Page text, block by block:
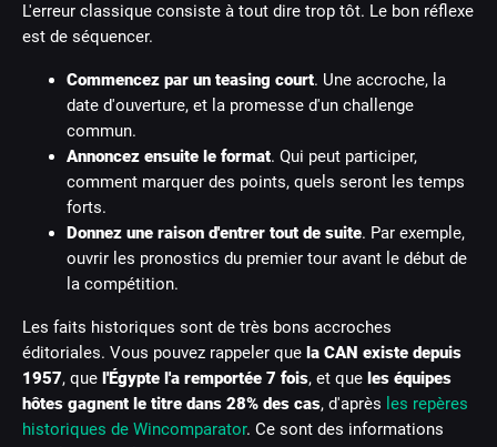
L'erreur classique consiste à tout dire trop tôt. Le bon réflexe
est de séquencer.
Commencez par un teasing court. Une accroche, la
date d'ouverture, et la promesse d'un challenge
commun.
Annoncez ensuite le format. Qui peut participer,
comment marquer des points, quels seront les temps
forts.
Donnez une raison d'entrer tout de suite. Par exemple,
ouvrir les pronostics du premier tour avant le début de
la compétition.
Les faits historiques sont de très bons accroches
éditoriales. Vous pouvez rappeler que la CAN existe depuis
1957, que l'Égypte l'a remportée 7 fois, et que les équipes
hôtes gagnent le titre dans 28% des cas, d'après les repères
historiques de Wincomparator. Ce sont des informations